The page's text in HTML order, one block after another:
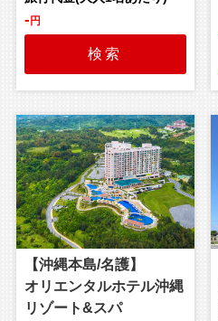
-円
検索
【沖縄本島/名護】
オリエンタルホテル沖縄
リゾート&スパ